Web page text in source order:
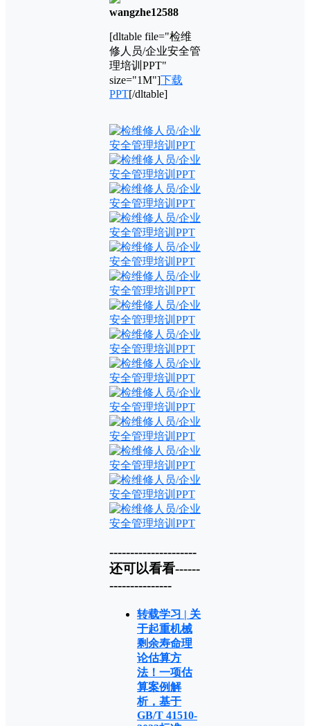
wangzhe12588
[dltable file="检维
修人员/企业安全管
理培训PPT"
size="1M"]下载
PPT[/dltable]
---------------------
还可以看看------
---------------
转载学习 | 关
于起重机械
剩余寿命理
论估算方
法！一项估
算案例解
析，基于
GB/T 41510-